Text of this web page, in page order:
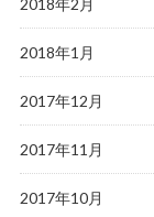
2018年2月
2018年1月
2017年12月
2017年11月
2017年10月